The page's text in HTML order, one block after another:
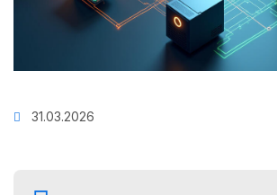
31.03.2026